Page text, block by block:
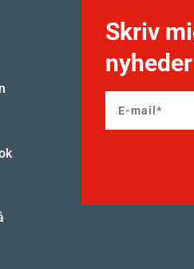
Skriv
nyheder